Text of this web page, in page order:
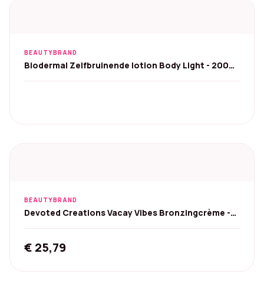
BEAUTYBRAND
Biodermal Zelfbruinende lotion Body Light - 200
BEAUTYBRAND
Devoted Creations Vacay Vibes Bronzingcrème -
€ 25,79